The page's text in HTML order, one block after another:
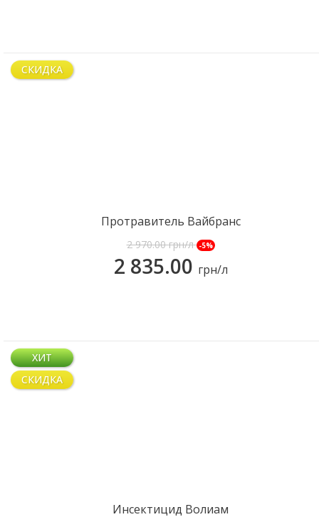
СКИДКА
Протравитель Вайбранс
2 970.00грн/л -5%
2 835.00 грн/л
ХИТ
СКИДКА
Инсектицид Волиам